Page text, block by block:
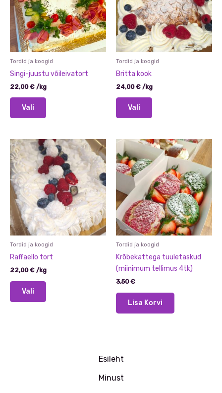
Tordid ja koogid
Singi-juustu võileivatort
22,00€ /kg
Vali
Sellel
varianti.
Valikuid
saab
teha
tootelehel.
Tordid ja koogid
Britta kook
24,00€ /kg
Vali
Sellel
varianti.
Valikuid
saab
teha
tootelehel.
Tordid ja koogid
Raffaello tort
22,00€ /kg
Vali
Sellel
Tordid ja koogid
Krõbekattega tuuletaskud
(miinimum tellimus 4tk)
3,50€
Lisa Korvi
Esileht
Minust